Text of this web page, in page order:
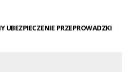
UBEZPIECZENIE PRZEPROWADZKI